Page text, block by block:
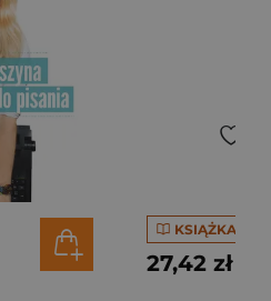
KSIĄŻKA
27,42 zł